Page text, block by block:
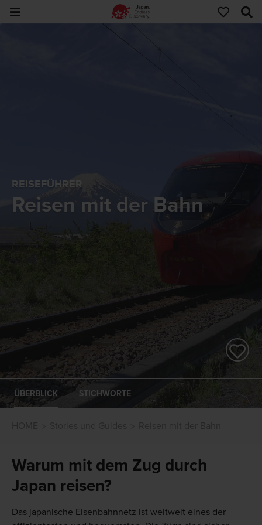
REISEFÜHRER
Reisen mit der Bahn
ÜBERBLICK STICHWORTE
Warum mit dem Zug durch
Japan reisen?
Das japanische Eisenbahnnetz ist weltweit eines der